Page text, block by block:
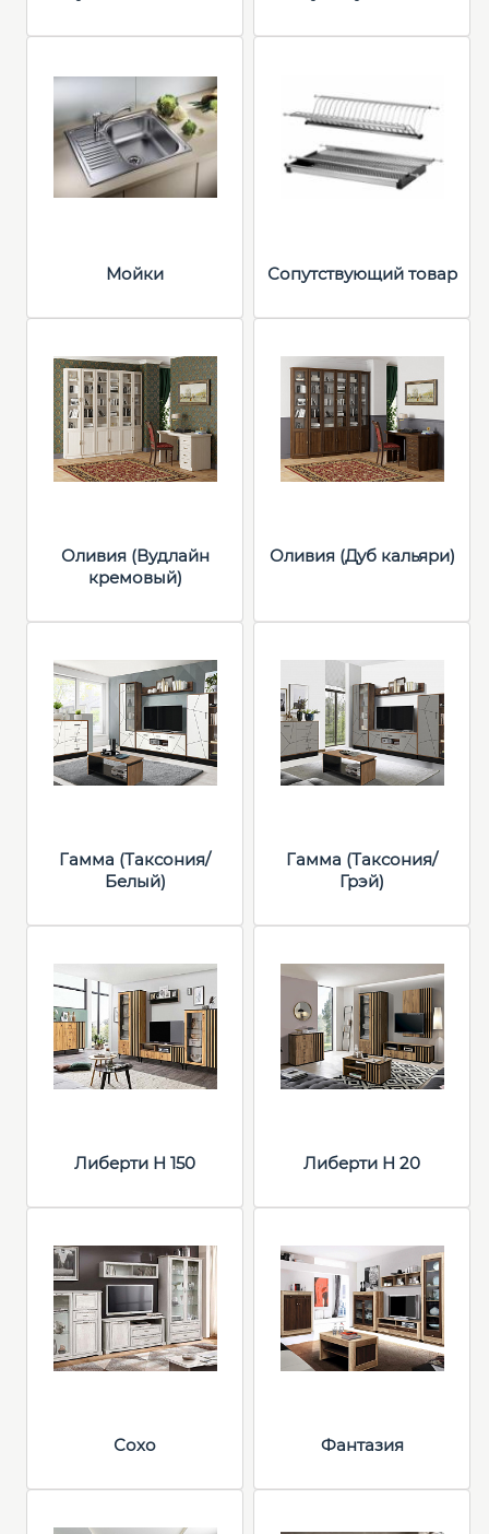
Мойки Сопутствующий товар
Оливия (Вудлайн
кремовый)
Оливия (Дуб кальяри)
Гамма (Таксония/
Белый)
Гамма (Таксония/
Грэй)
Либерти H 150 Либерти H 20
Сохо Фантазия